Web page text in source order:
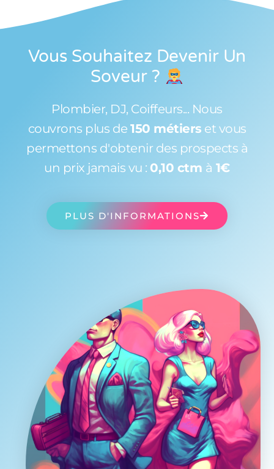
Vous Souhaitez Devenir Un
Soveur ?
Plombier, DJ, Coiffeurs... Nous
couvrons plus de 150 métiers et vous
permettons d'obtenir des prospects à
un prix jamais vu : 0,10 ctm à 1€
PLUS D'INFORMATIONS